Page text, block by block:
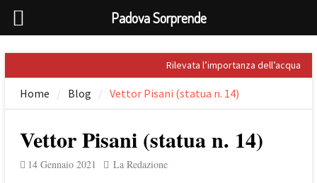
to
content
Rilevata l’importanza dell’acqua
nel Palladio
Prospero Alpini, il suo ritratto e il
Caffè
Giuseppe Barbieri e Niccolò
Tommaseo i due grandi letterati
che celebrarono Torreglia (PD)
Home Blog Vettor Pisani (statua n. 14)
Vettor Pisani (statua n. 14)
14 Gennaio 2021 La Redazione
Padova Sorprende